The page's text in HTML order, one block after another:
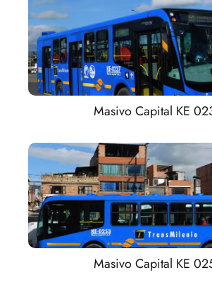
Masivo Capital KE
Masivo Capital KE